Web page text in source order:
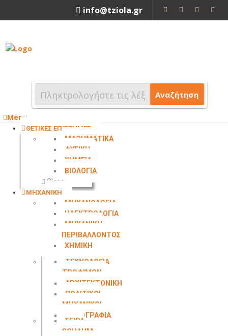
info@tziola.gr
Αναζήτηση
Menu
ΘΕΤΙΚΕΣ ΕΠΙΣΤΗΜΕΣ
ΜΑΘΗΜΑΤΙΚΑ
ΦΥΣΙΚΗ
ΧΗΜΕΙΑ
ΒΙΟΛΟΓΙΑ
Close
ΜΗΧΑΝΙΚΗ
ΜΗΧΑΝΟΛΟΓΙΑ
ΗΛΕΚΤΡΟΛΟΓΙΑ
ΜΗΧΑΝΙΚΗ
ΠΕΡΙΒΑΛΛΟΝΤΟΣ
ΧΗΜΙΚΗ
ΤΕΧΝΟΛΟΓΙΑ
ΤΡΟΦΙΜΩΝ
ΑΡΧΙΤΕΚΤΟΝΙΚΗ
ΠΟΛΙΤΙΚΟΙ
ΜΗΧΑΝΙΚΟΙ
ΤΟΠΟΓΡΑΦΙΑ
ΣΕΙΡΑ
SCHAUM